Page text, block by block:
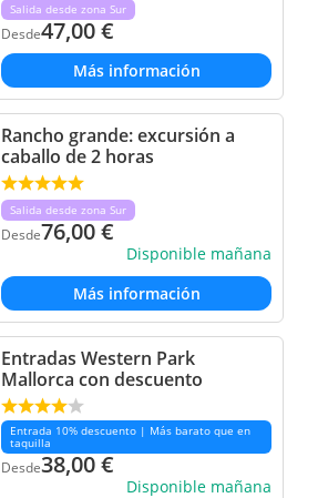
Salida desde zona Sur
Desde47,00€
Más información
Rancho grande: excursión a
caballo de 2 horas
Salida desde zona Sur
Desde76,00€
Disponible mañana
Más información
Entradas Western Park
Mallorca con descuento
Entrada 10% descuento | Más barato que en
taquilla
Desde38,00€
Disponible mañana